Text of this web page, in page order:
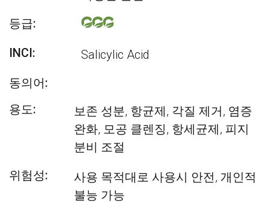
등급:
INCI:
Salicylic Acid
동의어:
용도:
보존 성분, 항균제, 각질 제거, 염증
완화, 모공 클렌징, 항세균제, 피지
분비 조절
위험성:
사용 목적대로 사용시 안전, 개인적
불능 가능